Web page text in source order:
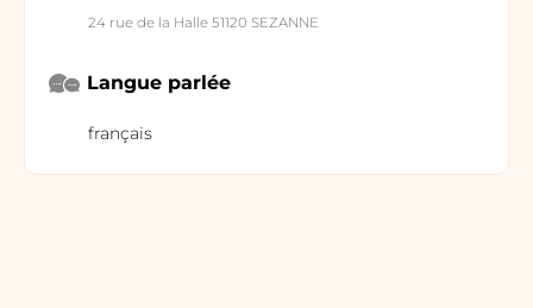
24 rue de la Halle 51120 SEZANNE
Langue parlée
français